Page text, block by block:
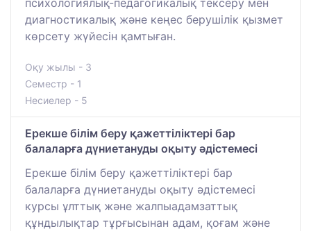
диагностикалық және кеңес берушілік қызмет
көрсету жүйесін қамтыған.
Оқу жылы - 3
Семестр - 1
Несиелер - 5
Ерекше білім беру қажеттіліктері бар
балаларға дүниетануды оқыту әдістемесі
Ерекше білім беру қажеттіліктері бар
балаларға дүниетануды оқыту әдістемесі
курсы ұлттық және жалпыадамзаттық
құндылықтар тұрғысынан адам, қоғам және